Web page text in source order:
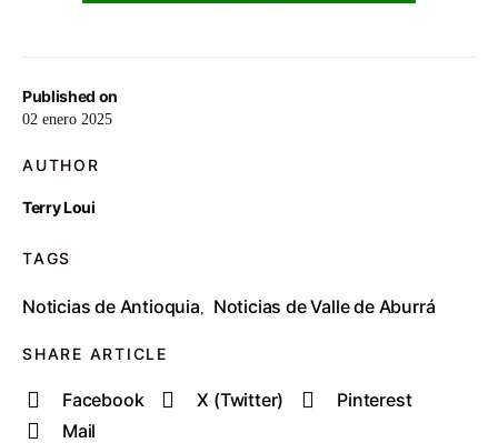
Published on
02 enero 2025
AUTHOR
Terry Loui
TAGS
Noticias de Antioquia, Noticias de Valle de Aburrá
SHARE ARTICLE
Facebook X (Twitter)
Pinterest
Mail